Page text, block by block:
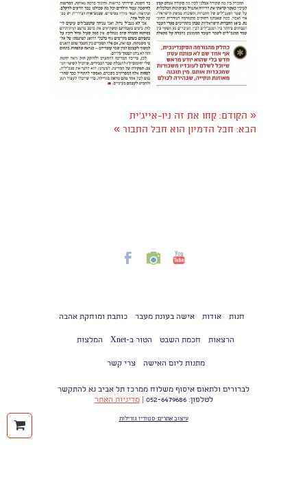
« הקודם: קחו את זה ניו-אייג׳ית
הבא: חבל הדמיון הוא חבל התבור »
חנות אודות אישה בעונת מעבר כותבת ומוחקת אהבה
הרצאות חכמת השבט הטור ב-Xnet המלצות
מתנות ליום האישה צרי קשר
לברורים ולתאום איסוף משלוח ממרכז תל אביב נא להתקשר
לטלפון: 052-6479686 |
מדיניות האתר
עיצוב אתרים: סטודיו גורילות